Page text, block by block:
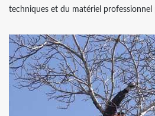
techniques et du matériel